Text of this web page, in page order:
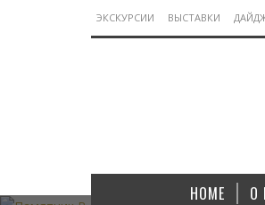
ЭКСКУРСИИ ВЫСТАВКИ
HOME О
АЛДАНЕ
07.11.2022